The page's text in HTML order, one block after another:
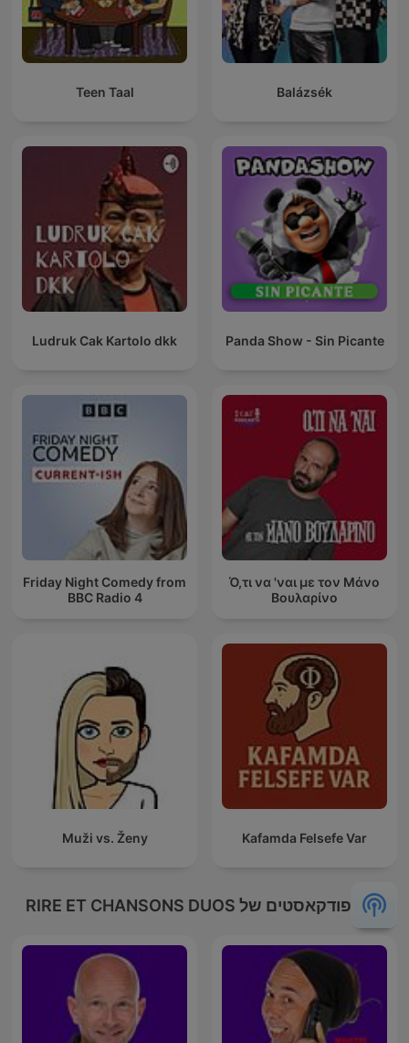
Balázsék
Teen Taal
Panda Show - Sin Picante
Ludruk Cak Kartolo dkk
Ό,τι να 'ναι με τον Μάνο
Βουλαρίνο
Friday Night Comedy from
BBC Radio 4
Kafamda Felsefe Var
Muži vs. Ženy
פודקאסטים של RIRE ET CHANSONS DUOS